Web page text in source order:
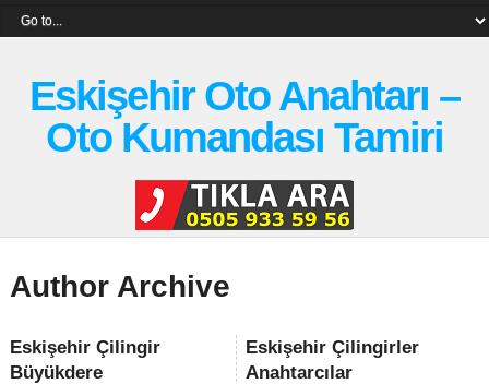
Eskişehir Oto Anahtarı –
Oto Kumandası Tamiri
Author Archive
Eskişehir Çilingir
Büyükdere
Eskişehir Çilingirler
Anahtarcılar